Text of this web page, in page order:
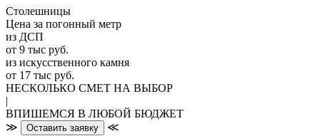
Столешницы
Цена за погонный метр
из ДСП
от 9 тыс руб.
из искусственного камня
от 17 тыс руб.
НЕСКОЛЬКО СМЕТ НА ВЫБОР
ВПИШЕМСЯ В ЛЮБОЙ БЮДЖЕТ
≫
Оставить заявку ≪